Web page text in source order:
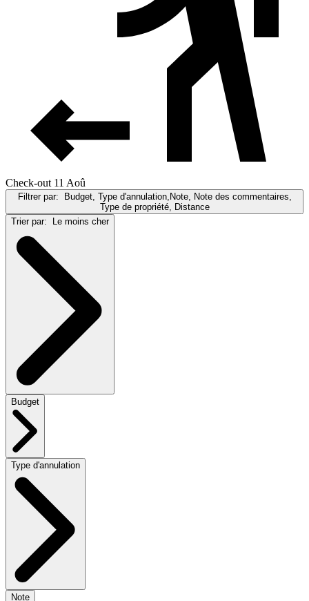
Check-out 11 Aoû
Filtrer par:
Budget, Type d'annulation,Note, Note des commentaires,
Type de propriété, Distance
Trier par:
Le moins cher
Budget
Type d'annulation
Note